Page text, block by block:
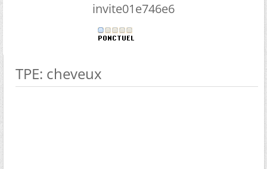
invite01e746e6
TPE: cheveux